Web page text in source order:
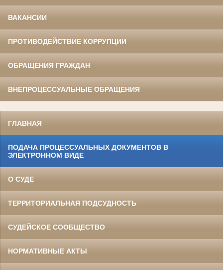
ВАКАНСИИ
ПРОТИВОДЕЙСТВИЕ КОРРУПЦИИ
ОБРАЩЕНИЯ ГРАЖДАН
ВНЕПРОЦЕССУАЛЬНЫЕ ОБРАЩЕНИЯ
ГЛАВНАЯ
ПОДАЧА ПРОЦЕССУАЛЬНЫХ ДОКУМЕНТОВ В
ЭЛЕКТРОННОМ ВИДЕ
О СУДЕ
ТЕРРИТОРИАЛЬНАЯ ПОДСУДНОСТЬ
СУДЕЙСКОЕ СООБЩЕСТВО
НОРМАТИВНЫЕ АКТЫ